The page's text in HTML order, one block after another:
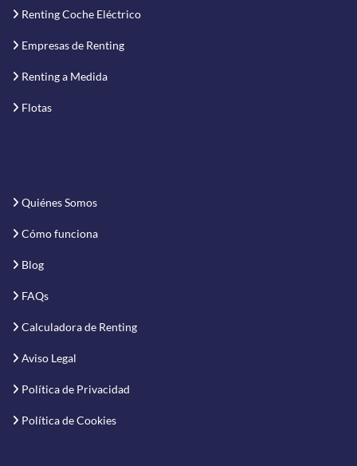
Renting Coche Eléctrico
Empresas de Renting
Renting a Medida
Flotas
Quiénes Somos
Cómo funciona
Blog
FAQs
Calculadora de Renting
Aviso Legal
Política de Privacidad
Política de Cookies